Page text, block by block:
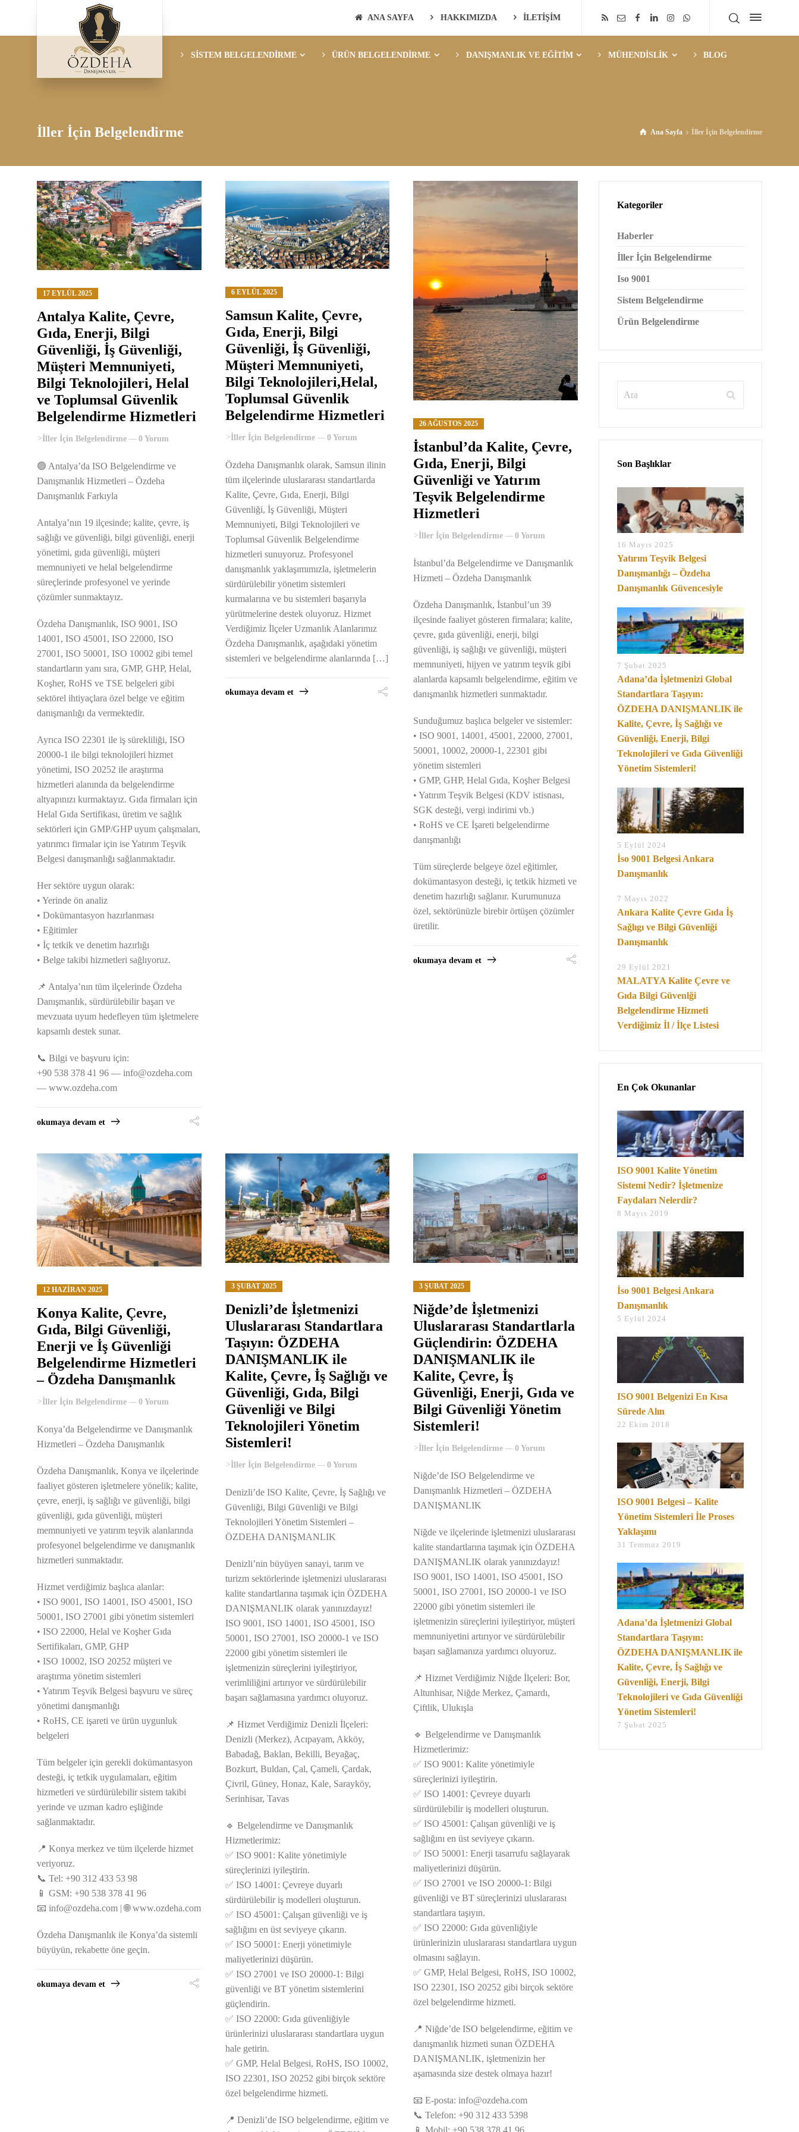
ANA SAYFA HAKKIMIZDA İLETİŞİM
SİSTEM BELGELENDİRME ÜRÜN BELGELENDİRME DANIŞMANLIK VE EĞİTİM MÜHENDİSLİK BLOG
İller İçin Belgelendirme Ana Sayfa İller İçin Belgelendirme
17 EYLÜL 2025
Antalya Kalite, Çevre,
Gıda, Enerji, Bilgi
Güvenliği, İş Güvenliği,
Müşteri Memnuniyeti,
Bilgi Teknolojileri, Helal
ve Toplumsal Güvenlik
Belgelendirme Hizmetleri
>İller İçin Belgelendirme 0 Yorum
🟢 Antalya’da ISO Belgelendirme ve
Danışmanlık Hizmetleri – Özdeha
Danışmanlık Farkıyla
Antalya’nın 19 ilçesinde; kalite, çevre, iş
sağlığı ve güvenliği, bilgi güvenliği, enerji
yönetimi, gıda güvenliği, müşteri
memnuniyeti ve helal belgelendirme
süreçlerinde profesyonel ve yerinde
çözümler sunmaktayız.
Özdeha Danışmanlık, ISO 9001, ISO
14001, ISO 45001, ISO 22000, ISO
27001, ISO 50001, ISO 10002 gibi temel
standartların yanı sıra, GMP, GHP, Helal,
Koşher, RoHS ve TSE belgeleri gibi
sektörel ihtiyaçlara özel belge ve eğitim
danışmanlığı da vermektedir.
Ayrıca ISO 22301 ile iş sürekliliği, ISO
20000-1 ile bilgi teknolojileri hizmet
yönetimi, ISO 20252 ile araştırma
hizmetleri alanında da belgelendirme
altyapınızı kurmaktayız. Gıda firmaları için
Helal Gıda Sertifikası, üretim ve sağlık
sektörleri için GMP/GHP uyum çalışmaları,
yatırımcı firmalar için ise Yatırım Teşvik
Belgesi danışmanlığı sağlanmaktadır.
Her sektöre uygun olarak:
• Yerinde ön analiz
• Dokümantasyon hazırlanması
• Eğitimler
• İç tetkik ve denetim hazırlığı
• Belge takibi hizmetleri sağlıyoruz.
📌 Antalya’nın tüm ilçelerinde Özdeha
Danışmanlık, sürdürülebilir başarı ve
mevzuata uyum hedefleyen tüm işletmelere
kapsamlı destek sunar.
📞 Bilgi ve başvuru için:
+90 538 378 41 96 — info@ozdeha.com
— www.ozdeha.com
okumaya devam et
6 EYLÜL 2025
Samsun Kalite, Çevre,
Gıda, Enerji, Bilgi
Güvenliği, İş Güvenliği,
Müşteri Memnuniyeti,
Bilgi Teknolojileri,Helal,
Toplumsal Güvenlik
Belgelendirme Hizmetleri
>İller İçin Belgelendirme 0 Yorum
Özdeha Danışmanlık olarak, Samsun ilinin
tüm ilçelerinde uluslararası standartlarda
Kalite, Çevre, Gıda, Enerji, Bilgi
Güvenliği, İş Güvenliği, Müşteri
Memnuniyeti, Bilgi Teknolojileri ve
Toplumsal Güvenlik Belgelendirme
hizmetleri sunuyoruz. Profesyonel
danışmanlık yaklaşımımızla, işletmelerin
sürdürülebilir yönetim sistemleri
kurmalarına ve bu sistemleri başarıyla
yürütmelerine destek oluyoruz. Hizmet
Verdiğimiz İlçeler Uzmanlık Alanlarımız
Özdeha Danışmanlık, aşağıdaki yönetim
sistemleri ve belgelendirme alanlarında […]
okumaya devam et
26 AĞUSTOS 2025
İstanbul’da Kalite, Çevre,
Gıda, Enerji, Bilgi
Güvenliği ve Yatırım
Teşvik Belgelendirme
Hizmetleri
>İller İçin Belgelendirme 0 Yorum
İstanbul’da Belgelendirme ve Danışmanlık
Hizmeti – Özdeha Danışmanlık
Özdeha Danışmanlık, İstanbul’un 39
ilçesinde faaliyet gösteren firmalara; kalite,
çevre, gıda güvenliği, enerji, bilgi
güvenliği, iş sağlığı ve güvenliği, müşteri
memnuniyeti, hijyen ve yatırım teşvik gibi
alanlarda kapsamlı belgelendirme, eğitim ve
danışmanlık hizmetleri sunmaktadır.
Sunduğumuz başlıca belgeler ve sistemler:
• ISO 9001, 14001, 45001, 22000, 27001,
50001, 10002, 20000-1, 22301 gibi
yönetim sistemleri
• GMP, GHP, Helal Gıda, Koşher Belgesi
• Yatırım Teşvik Belgesi (KDV istisnası,
SGK desteği, vergi indirimi vb.)
• RoHS ve CE İşareti belgelendirme
danışmanlığı
Tüm süreçlerde belgeye özel eğitimler,
dokümantasyon desteği, iç tetkik hizmeti ve
denetim hazırlığı sağlanır. Kurumunuza
özel, sektörünüzle birebir örtüşen çözümler
üretilir.
okumaya devam et
12 HAZIRAN 2025
Konya Kalite, Çevre,
Gıda, Bilgi Güvenliği,
Enerji ve İş Güvenliği
Belgelendirme Hizmetleri
– Özdeha Danışmanlık
>İller İçin Belgelendirme 0 Yorum
Konya’da Belgelendirme ve Danışmanlık
Hizmetleri – Özdeha Danışmanlık
Özdeha Danışmanlık, Konya ve ilçelerinde
faaliyet gösteren işletmelere yönelik; kalite,
çevre, enerji, iş sağlığı ve güvenliği, bilgi
güvenliği, gıda güvenliği, müşteri
memnuniyeti ve yatırım teşvik alanlarında
profesyonel belgelendirme ve danışmanlık
hizmetleri sunmaktadır.
Hizmet verdiğimiz başlıca alanlar:
• ISO 9001, ISO 14001, ISO 45001, ISO
50001, ISO 27001 gibi yönetim sistemleri
• ISO 22000, Helal ve Koşher Gıda
Sertifikaları, GMP, GHP
• ISO 10002, ISO 20252 müşteri ve
araştırma yönetim sistemleri
• Yatırım Teşvik Belgesi başvuru ve süreç
yönetimi danışmanlığı
• RoHS, CE işareti ve ürün uygunluk
belgeleri
Tüm belgeler için gerekli dokümantasyon
desteği, iç tetkik uygulamaları, eğitim
hizmetleri ve sürdürülebilir sistem takibi
yerinde ve uzman kadro eşliğinde
sağlanmaktadır.
📍 Konya merkez ve tüm ilçelerde hizmet
veriyoruz.
📞 Tel: +90 312 433 53 98
📱 GSM: +90 538 378 41 96
📧 info@ozdeha.com | 🌐 www.ozdeha.com
Özdeha Danışmanlık ile Konya’da sistemli
büyüyün, rekabette öne geçin.
okumaya devam et
3 ŞUBAT 2025
Denizli’de İşletmenizi
Uluslararası Standartlara
Taşıyın: ÖZDEHA
DANIŞMANLIK ile
Kalite, Çevre, İş Sağlığı ve
Güvenliği, Gıda, Bilgi
Güvenliği ve Bilgi
Teknolojileri Yönetim
Sistemleri!
>İller İçin Belgelendirme 0 Yorum
Denizli’de ISO Kalite, Çevre, İş Sağlığı ve
Güvenliği, Bilgi Güvenliği ve Bilgi
Teknolojileri Yönetim Sistemleri –
ÖZDEHA DANIŞMANLIK
Denizli’nin büyüyen sanayi, tarım ve
turizm sektörlerinde işletmenizi uluslararası
kalite standartlarına taşımak için ÖZDEHA
DANIŞMANLIK olarak yanınızdayız!
ISO 9001, ISO 14001, ISO 45001, ISO
50001, ISO 27001, ISO 20000-1 ve ISO
22000 gibi yönetim sistemleri ile
işletmenizin süreçlerini iyileştiriyor,
verimliliğini artırıyor ve sürdürülebilir
başarı sağlamasına yardımcı oluyoruz.
📌 Hizmet Verdiğimiz Denizli İlçeleri:
Denizli (Merkez), Acıpayam, Akköy,
Babadağ, Baklan, Bekilli, Beyağaç,
Bozkurt, Buldan, Çal, Çameli, Çardak,
Çivril, Güney, Honaz, Kale, Sarayköy,
Serinhisar, Tavas
🔹 Belgelendirme ve Danışmanlık
Hizmetlerimiz:
✅ ISO 9001: Kalite yönetimiyle
süreçlerinizi iyileştirin.
✅ ISO 14001: Çevreye duyarlı
sürdürülebilir iş modelleri oluşturun.
✅ ISO 45001: Çalışan güvenliği ve iş
sağlığını en üst seviyeye çıkarın.
✅ ISO 50001: Enerji yönetimiyle
maliyetlerinizi düşürün.
✅ ISO 27001 ve ISO 20000-1: Bilgi
güvenliği ve BT yönetim sistemlerini
güçlendirin.
✅ ISO 22000: Gıda güvenliğiyle
ürünlerinizi uluslararası standartlara uygun
hale getirin.
✅ GMP, Helal Belgesi, RoHS, ISO 10002,
ISO 22301, ISO 20252 gibi birçok sektöre
özel belgelendirme hizmeti.
📍 Denizli’de ISO belgelendirme, eğitim ve
3 ŞUBAT 2025
Niğde’de İşletmenizi
Uluslararası Standartlarla
Güçlendirin: ÖZDEHA
DANIŞMANLIK ile
Kalite, Çevre, İş
Güvenliği, Enerji, Gıda ve
Bilgi Güvenliği Yönetim
Sistemleri!
>İller İçin Belgelendirme 0 Yorum
Niğde’de ISO Belgelendirme ve
Danışmanlık Hizmetleri – ÖZDEHA
DANIŞMANLIK
Niğde ve ilçelerinde işletmenizi uluslararası
kalite standartlarına taşımak için ÖZDEHA
DANIŞMANLIK olarak yanınızdayız!
ISO 9001, ISO 14001, ISO 45001, ISO
50001, ISO 27001, ISO 20000-1 ve ISO
22000 gibi yönetim sistemleri ile
işletmenizin süreçlerini iyileştiriyor, müşteri
memnuniyetini artırıyor ve sürdürülebilir
başarı sağlamanıza yardımcı oluyoruz.
📌 Hizmet Verdiğimiz Niğde İlçeleri: Bor,
Altunhisar, Niğde Merkez, Çamardı,
Çiftlik, Ulukışla
🔹 Belgelendirme ve Danışmanlık
Hizmetlerimiz:
✅ ISO 9001: Kalite yönetimiyle
süreçlerinizi iyileştirin.
✅ ISO 14001: Çevreye duyarlı
sürdürülebilir iş modelleri oluşturun.
✅ ISO 45001: Çalışan güvenliği ve iş
sağlığını en üst seviyeye çıkarın.
✅ ISO 50001: Enerji tasarrufu sağlayarak
maliyetlerinizi düşürün.
✅ ISO 27001 ve ISO 20000-1: Bilgi
güvenliği ve BT süreçlerinizi uluslararası
standartlara taşıyın.
✅ ISO 22000: Gıda güvenliğiyle
ürünlerinizin uluslararası standartlara uygun
olmasını sağlayın.
✅ GMP, Helal Belgesi, RoHS, ISO 10002,
ISO 22301, ISO 20252 gibi birçok sektöre
özel belgelendirme hizmeti.
📍 Niğde’de ISO belgelendirme, eğitim ve
danışmanlık hizmeti sunan ÖZDEHA
DANIŞMANLIK, işletmenizin her
aşamasında size destek olmaya hazır!
📧 E-posta:info@ozdeha.com
📞 Telefon: +90 312 433 5398
Kategoriler
Haberler
İller İçin Belgelendirme
Iso 9001
Sistem Belgelendirme
Ürün Belgelendirme
Son Başlıklar
16 Mayıs 2025
Yatırım Teşvik Belgesi
Danışmanlığı – Özdeha
Danışmanlık Güvencesiyle
7 Şubat 2025
Adana’da İşletmenizi Global
Standartlara Taşıyın:
ÖZDEHA DANIŞMANLIK ile
Kalite, Çevre, İş Sağlığı ve
Güvenliği, Enerji, Bilgi
Teknolojileri ve Gıda Güvenliği
Yönetim Sistemleri!
5 Eylül 2024
İso 9001 Belgesi Ankara
Danışmanlık
7 Mayıs 2022
Ankara Kalite Çevre Gıda İş
Sağlıgı ve Bilgi Güvenliği
Danışmanlık
29 Eylül 2021
MALATYA Kalite Çevre ve
Gıda Bilgi Güvenlği
Belgelendirme Hizmeti
Verdiğimiz İl / İlçe Listesi
En Çok Okunanlar
ISO 9001 Kalite Yönetim
Sistemi Nedir? İşletmenize
Faydaları Nelerdir?
8 Mayıs 2019
İso 9001 Belgesi Ankara
Danışmanlık
5 Eylül 2024
ISO 9001 Belgenizi En Kısa
Sürede Alın
22 Ekim 2018
ISO 9001 Belgesi – Kalite
Yönetim Sistemleri İle Proses
Yaklaşımı
31 Temmuz 2019
Adana’da İşletmenizi Global
Standartlara Taşıyın:
ÖZDEHA DANIŞMANLIK ile
Kalite, Çevre, İş Sağlığı ve
Güvenliği, Enerji, Bilgi
Teknolojileri ve Gıda Güvenliği
Yönetim Sistemleri!
7 Şubat 2025